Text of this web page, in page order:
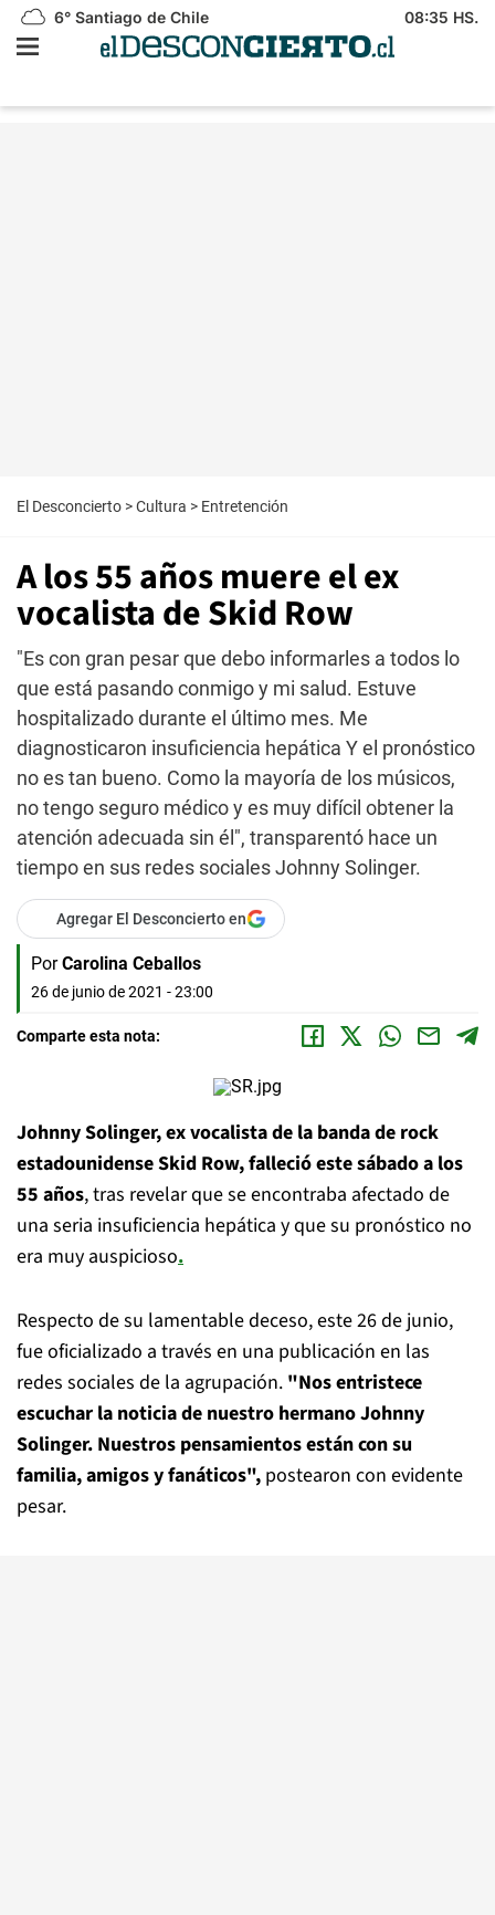
6° Santiago de Chile 08:35 HS.
El Desconcierto >Cultura > Entretención
A los 55 años muere el ex
vocalista de Skid Row
"Es con gran pesar que debo informarles a todos lo
que está pasando conmigo y mi salud. Estuve
hospitalizado durante el último mes. Me
diagnosticaron insuficiencia hepática Y el pronóstico
no es tan bueno. Como la mayoría de los músicos,
no tengo seguro médico y es muy difícil obtener la
atención adecuada sin él", transparentó hace un
tiempo en sus redes sociales Johnny Solinger.
Agregar El Desconcierto en
Por Carolina Ceballos
26 de junio de 2021 - 23:00
Comparte esta nota:
Johnny Solinger, ex vocalista de la banda de rock
estadounidense Skid Row, falleció este sábado a los
55 años, tras revelar que se encontraba afectado de
una seria insuficiencia hepática y que su pronóstico no
era muy auspicioso.
Respecto de su lamentable deceso, este 26 de junio,
fue oficializado a través en una publicación en las
redes sociales de la agrupación. "Nos entristece
escuchar la noticia de nuestro hermano Johnny
Solinger. Nuestros pensamientos están con su
familia, amigos y fanáticos", postearon con evidente
pesar.